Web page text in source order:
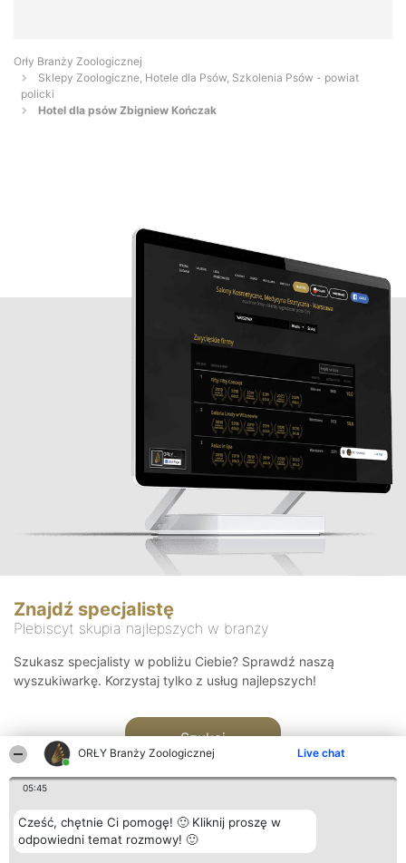
ORŁY Branży Zoologicznej Live chat
05:45
Cześć, chętnie Ci pomogę! 🙂 Kliknij proszę w
odpowiedni temat rozmowy! 🙂
Orły Branży Zoologicznej
Sklepy Zoologiczne, Hotele dla Psów, Szkolenia Psów - powiat
policki
Hotel dla psów Zbigniew Kończak
Znajdź specjalistę
Plebiscyt skupia najlepszych w branży
Szukasz specjalisty w pobliżu Ciebie? Sprawdź naszą
wyszukiwarkę. Korzystaj tylko z usług najlepszych!
Szukaj